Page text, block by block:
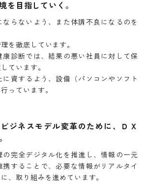
を目指していく。
らないよう、また体調不良になるのを
を徹底しています。
診断では、結果の悪い社員に対して保
ています。
に資するよう、設備（パソコンやソフト
っています。
ジネスモデル変革のために、ＤＸ
完全デジタル化を推進し、情報の一元
することで、必要な情報がリアルタイ
、取り組みを進めています。